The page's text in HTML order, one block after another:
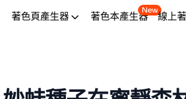
著色頁產生器 著色本產生器
New
線上